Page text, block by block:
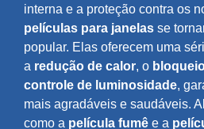
interna e a proteção contra os
películas para janelas se
popular. Elas oferecem uma
a redução de calor, o
controle de luminosidade,
mais agradáveis e saudáveis.
como a película fumê e a